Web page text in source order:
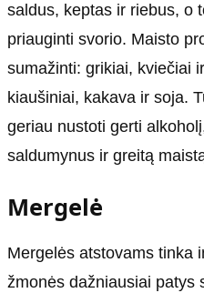
saldus, keptas ir riebus, o
priauginti svorio. Maisto
sumažinti: grikiai, kviečiai
kiaušiniai, kakava ir soja.
geriau nustoti gerti
saldumynus ir greitą
Mergelė
Mergelės atstovams tinka
žmonės dažniausiai patys